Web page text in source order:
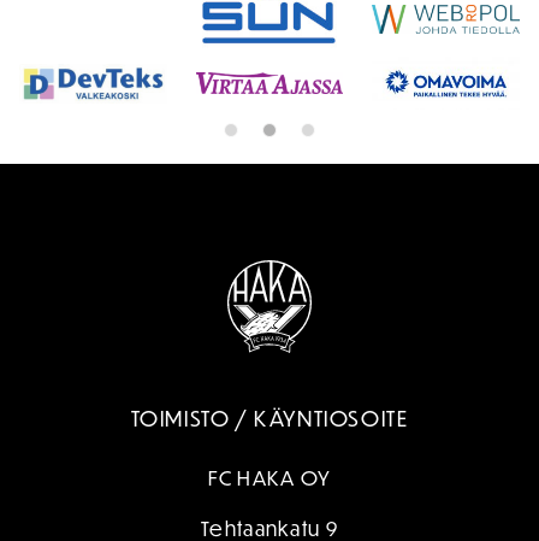
TOIMISTO / KÄYNTIOSOITE
FC HAKA OY
Tehtaankatu 9